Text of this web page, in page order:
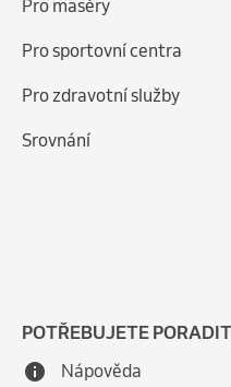
Pro maséry
Pro sportovní centra
Pro zdravotní služby
Srovnání
POTŘEBUJETE
Nápověda